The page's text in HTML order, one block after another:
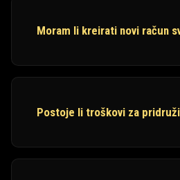
Moram li kreirati novi račun
Postoje li troškovi za